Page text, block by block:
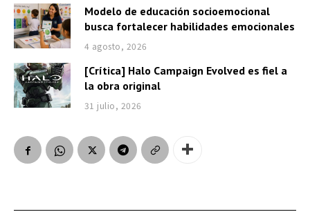
Modelo de educación socioemocional
busca fortalecer habilidades emocionales
4 agosto, 2026
[Crítica] Halo Campaign Evolved es fiel a
la obra original
31 julio, 2026